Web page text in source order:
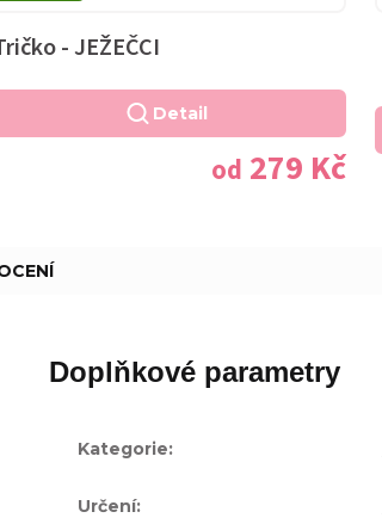
- JEŽEČCI
od 279 Kč
Detail
Doplňkové parametry
Kategorie:
Určení: